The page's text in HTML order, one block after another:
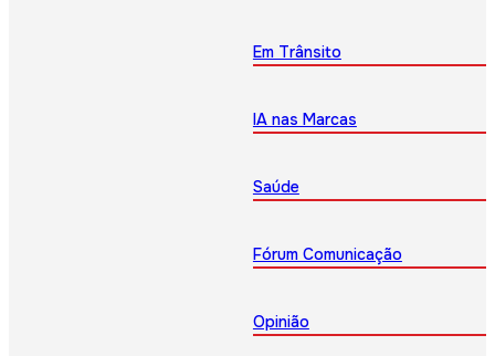
Em Trânsito
IA nas Marcas
Saúde
Fórum Comunicação
Opinião